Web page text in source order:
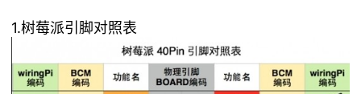
1.树莓派引脚对照表